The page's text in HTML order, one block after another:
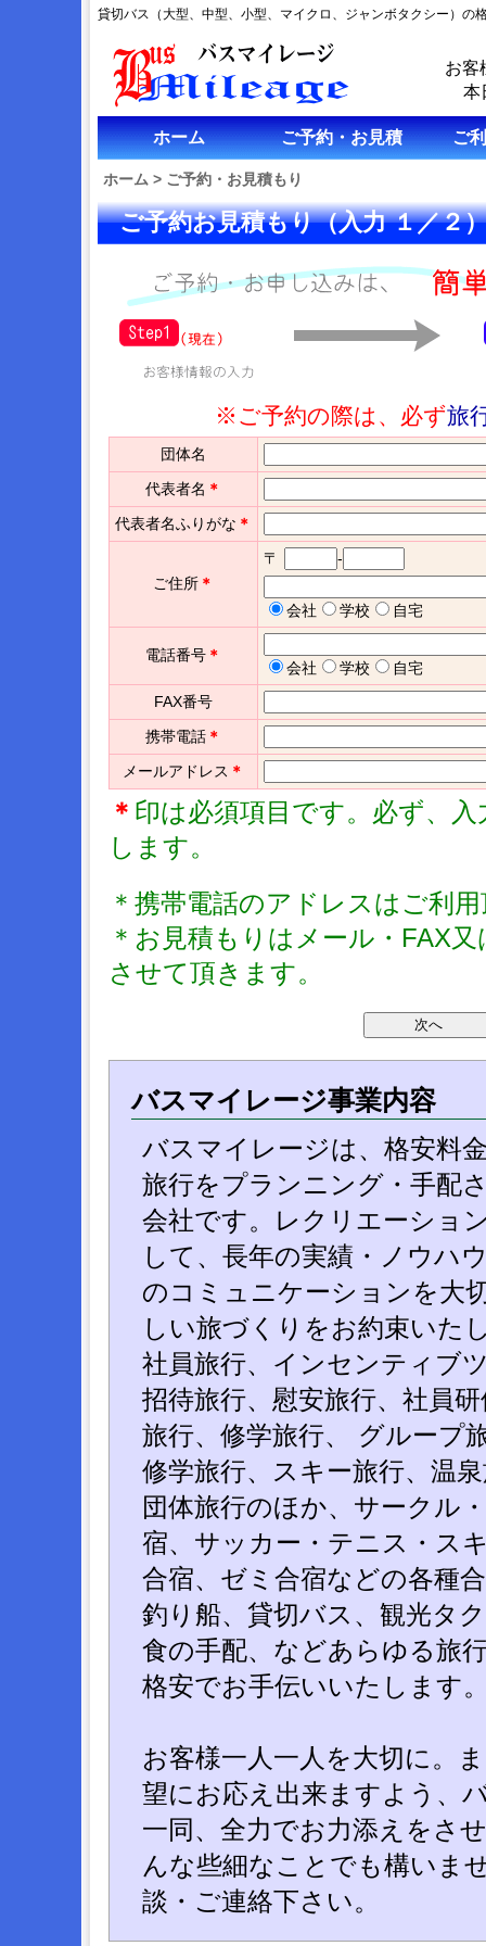
貸切バス（大型、中型、小型、マイクロ、ジャンボタクシー）
お客
本
ホーム ご予約・お見積 ご
ホーム > ご予約・お見積もり
ご予約お見積もり（入力 １／２
※ご予約の際は、必ず旅
団体名
代表者名 ＊
代表者名ふりがな ＊
ご住所 ＊
〒 -
会社 学校 自宅
電話番号 ＊
会社 学校
自宅
FAX番号
携帯電話 ＊
メールアドレス ＊
＊ 印は必須項目です。必ず、
します。
＊携帯電話のアドレスはご利
＊お見積もりはメール・FAX
させて頂きます。
バスマイレージ事業内容
バスマイレージは、格安料
旅行をプランニング・手配
会社です。レクリエーショ
して、長年の実績・ノウハ
のコミュニケーションを大
しい旅づくりをお約束いた
社員旅行、インセンティブ
招待旅行、慰安旅行、社員
旅行、修学旅行、 グループ
修学旅行、スキー旅行、温
団体旅行のほか、サークル
宿、サッカー・テニス・ス
合宿、ゼミ合宿などの各種
釣り船、貸切バス、観光タ
食の手配、などあらゆる旅
格安でお手伝いいたします
お客様一人一人を大切に。
望にお応え出来ますよう、
一同、全力でお力添えをさ
んな些細なことでも構いま
談・ご連絡下さい。